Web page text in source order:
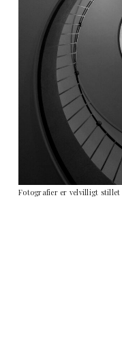
Fotografier er velvilligt stillet